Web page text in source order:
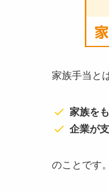
家族手当と
家族を
企業が
のことです。